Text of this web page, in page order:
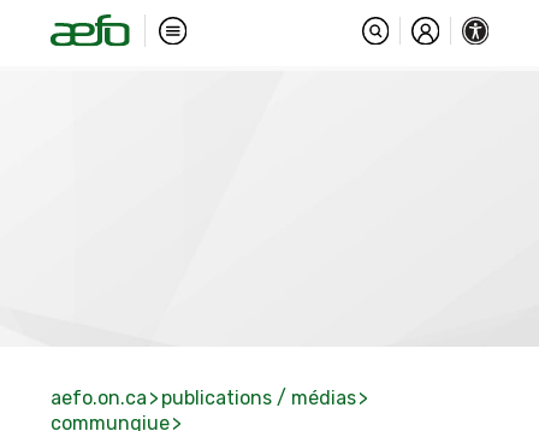
aefo.on.ca
publications / médias
communqiue